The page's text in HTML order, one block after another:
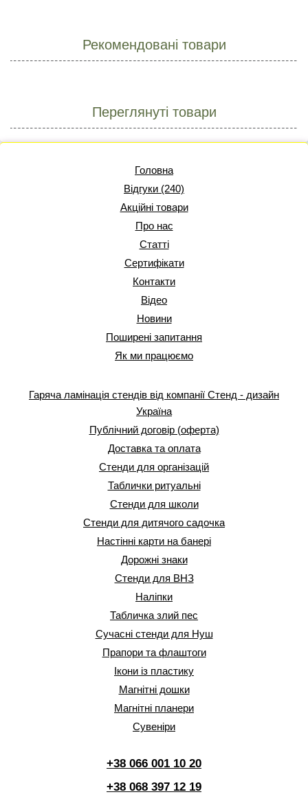
Рекомендовані товари
Переглянуті товари
Головна
Відгуки (240)
Акційні товари
Про нас
Статті
Сертифікати
Контакти
Відео
Новини
Поширені запитання
Як ми працюємо
Гаряча ламінація стендів від компанії Стенд - дизайн
Україна
Публічний договір (оферта)
Доставка та оплата
Стенди для організацій
Таблички ритуальні
Стенди для школи
Стенди для дитячого садочка
Настінні карти на банері
Дорожні знаки
Стенди для ВНЗ
Наліпки
Табличка злий пес
Сучасні стенди для Нуш
Прапори та флаштоги
Ікони із пластику
Магнітні дошки
Магнітні планери
Сувеніри
+38 066 001 10 20
+38 068 397 12 19